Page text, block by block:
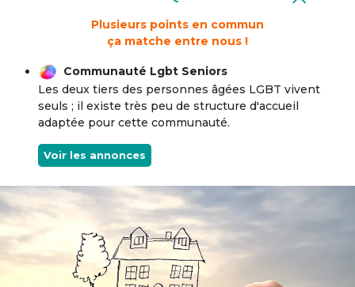
Plusieurs points en commun
ça matche entre nous !
Communauté Lgbt Seniors
Les deux tiers des personnes âgées LGBT vivent
seuls ; il existe très peu de structure d'accueil
adaptée pour cette communauté.
Voir les annonces